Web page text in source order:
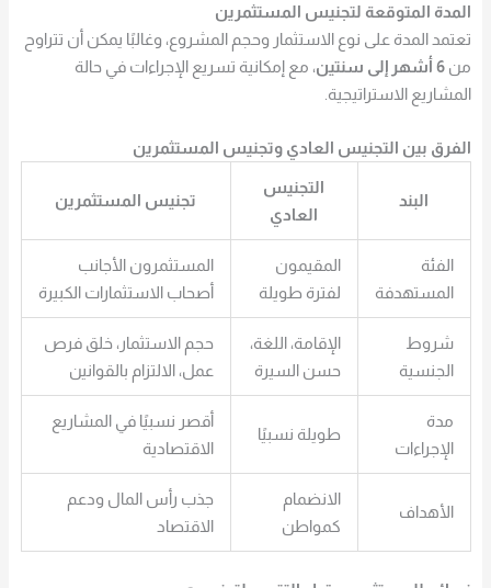
المدة المتوقعة لتجنيس المستثمرين
تعتمد المدة على نوع الاستثمار وحجم المشروع، وغالبًا يمكن أن تتراوح
من6 أشهر إلى سنتين
، مع إمكانية تسريع الإجراءات في حالة
المشاريع الاستراتيجية.
الفرق بين التجنيس العادي وتجنيس المستثمرين
البند
التجنيس
العادي
تجنيس المستثمرين
الفئة
المستهدفة
المقيمون
لفترة طويلة
المستثمرون الأجانب
أصحاب الاستثمارات الكبيرة
شروط
الجنسية
الإقامة، اللغة،
حسن السيرة
حجم الاستثمار، خلق فرص
عمل، الالتزام بالقوانين
مدة
الإجراءات
طويلة نسبيًا
أقصر نسبيًا في المشاريع
الاقتصادية
الأهداف
الانضمام
كمواطن
جذب رأس المال ودعم
الاقتصاد